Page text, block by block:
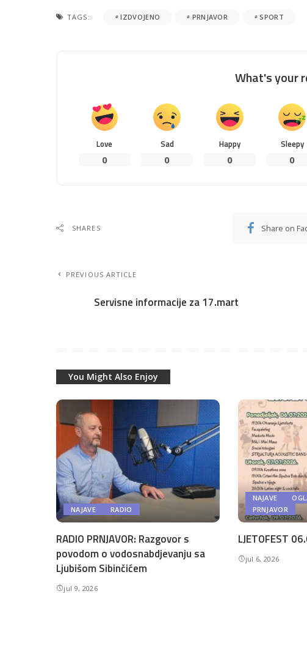
TAGS: IZDVOJENO PRNJAVOR SPORT
What's your
Love
0
Sad
0
Happy
0
Sleepy
0
SHARES Share on
PREVIOUS ARTICLE
Servisne informacije za 17.mart
You Might Also Enjoy
NAJAVE RADIO
RADIO PRNJAVOR: Razgovor s
povodom o vodosnabdjevanju sa
Ljubišom Sibinčićem
jul 9, 2026
NAJAVE
PRNJAVOR
LJETOFEST
jul 6, 2026